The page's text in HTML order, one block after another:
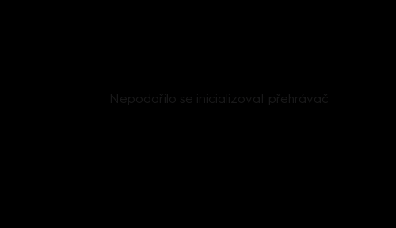
Nepodařilo se inicializovat přehrávač